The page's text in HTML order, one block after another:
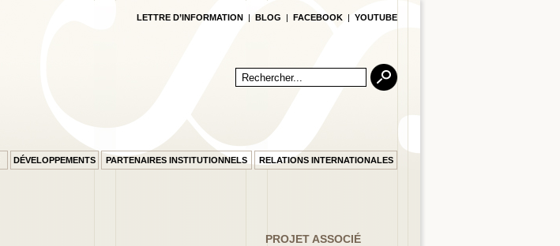
LETTRE D’INFORMATION | BLOG | FACEBOOK | YOUTUBE
DÉVELOPPEMENTS PARTENAIRES INSTITUTIONNELS RELATIONS INTERNATIONALES
PROJET ASSOCIÉ